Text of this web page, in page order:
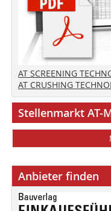
AT SCREENING
AT CRUSHING
Stellenmarkt AT-
Anbieter finden